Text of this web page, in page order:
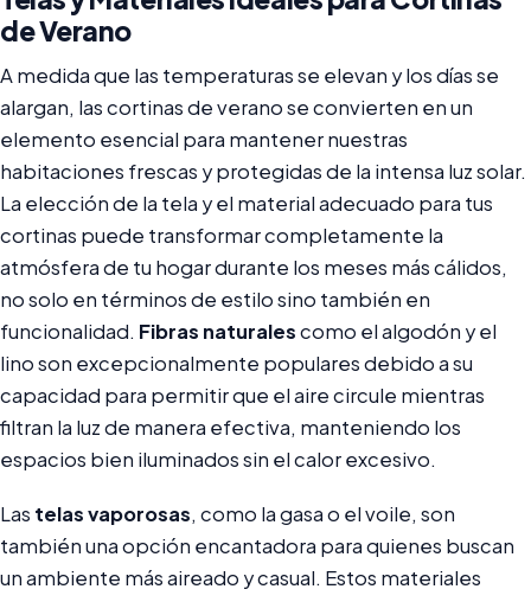
de Verano
A medida que las temperaturas se elevan y los días se
alargan, las cortinas de verano se convierten en un
elemento esencial para mantener nuestras
habitaciones frescas y protegidas de la intensa luz solar.
La elección de la tela y el material adecuado para tus
cortinas puede transformar completamente la
atmósfera de tu hogar durante los meses más cálidos,
no solo en términos de estilo sino también en
funcionalidad. Fibras naturalescomo el algodón y el
lino son excepcionalmente populares debido a su
capacidad para permitir que el aire circule mientras
filtran la luz de manera efectiva, manteniendo los
espacios bien iluminados sin el calor excesivo.
Las telas vaporosas, como la gasa o el voile, son
también una opción encantadora para quienes buscan
un ambiente más aireado y casual. Estos materiales